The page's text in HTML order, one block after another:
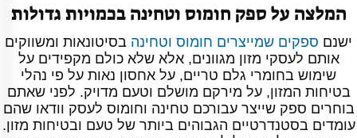
המלצה על ספק חומוס וטחינה בכמויות גדולות
ישנם ספקים שמייצרים חומוס וטחינה בסיטונאות ומשווקים
אותם לעסקי מזון מגוונים, אלא שלא כולם מקפידים על
שימוש בחומרי גלם טריים, על אחסון נאות על פי נהלי
בטיחות המזון, על מירקם מושלם וטעם מדויק. לפני שאתם
בוחרים ספק שייצר עבורכם טחינה וחומוס לעסק וודאו שהם
עומדים בסטנדרטיים הגבוהים ביותר של טעם ובטיחות מזון.